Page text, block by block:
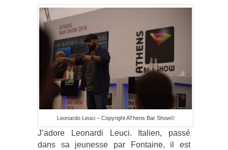
Leonardo Leuci – Copyright AThens Bar Show©
J’adore Leonardi Leuci. Italien, passé
dans sa jeunesse par Fontaine, il est